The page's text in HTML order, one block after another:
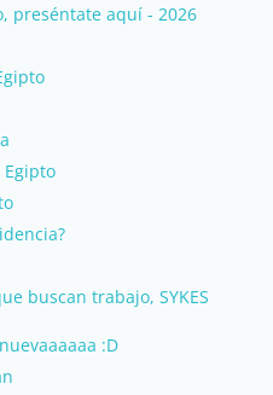
preséntate aquí - 2026
buscan trabajo, SYKES
:D